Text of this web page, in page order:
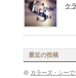
ケ
最近の投稿
カラーズ・シーで